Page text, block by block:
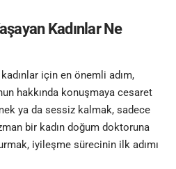
Kadınlar Ne
için en önemli adım,
hakkında konuşmaya cesaret
ya da sessiz kalmak, sadece
bir kadın doğum doktoruna
iyileşme sürecinin ilk adımı